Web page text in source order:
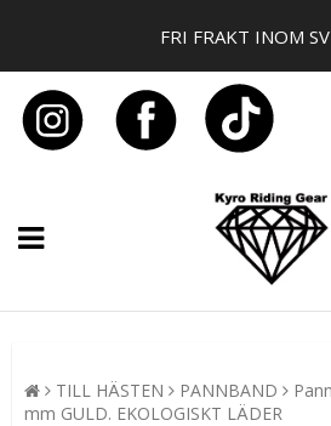
FRI FRAKT INOM
TILL HÄSTEN PANNBAND
mm GULD. EKOLOGISKT LÄDER